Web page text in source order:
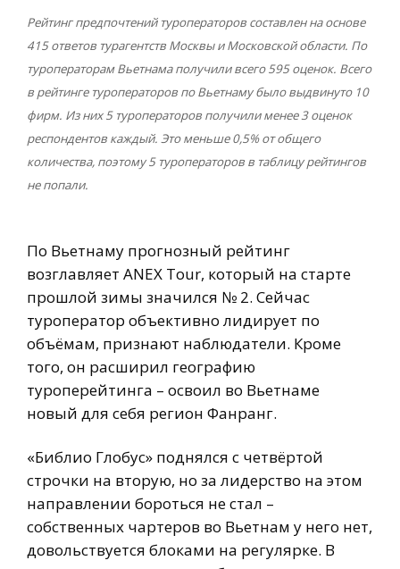
Рейтинг предпочтений туроператоров составлен на основе
415 ответов турагентств Москвы и Московской области. По
туроператорам Вьетнама получили всего 595 оценок. Всего
в рейтинге туроператоров по Вьетнаму было выдвинуто 10
фирм. Из них 5 туроператоров получили менее 3 оценок
респондентов каждый. Это меньше 0,5% от общего
количества, поэтому 5 туроператоров в таблицу рейтингов
не попали.
По Вьетнаму прогнозный рейтинг
возглавляет ANEX Tour, который на старте
прошлой зимы значился № 2. Сейчас
туроператор объективно лидирует по
объёмам, признают наблюдатели. Кроме
того, он расширил географию
туроперейтинга – освоил во Вьетнаме
новый для себя регион Фанранг.
«Библио Глобус» поднялся с четвёртой
строчки на вторую, но за лидерство на этом
направлении бороться не стал –
собственных чартеров во Вьетнам у него нет,
довольствуется блоками на регулярке. В